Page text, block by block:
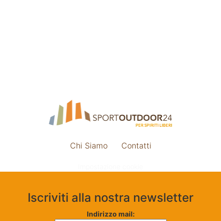
Chi Siamo Contatti
Iscriviti alla nostra newsletter
Indirizzo mail: